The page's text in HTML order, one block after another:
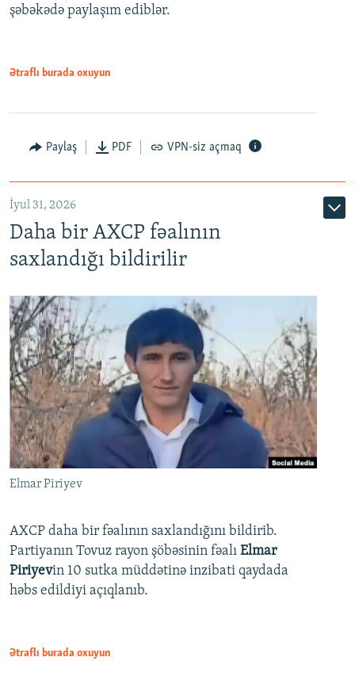
şəbəkədə paylaşım ediblər.
Ətraflı burada oxuyun
Paylaş PDF VPN-siz açmaq
İyul 31, 2026
Daha bir AXCP fəalının
saxlandığı bildirilir
Elmar Piriyev
AXCP daha bir fəalının saxlandığını bildirib.
Partiyanın Tovuz rayon şöbəsinin fəalı Elmar
Piriyevin 10 sutka müddətinə inzibati qaydada
həbs edildiyi açıqlanıb.
Ətraflı burada oxuyun